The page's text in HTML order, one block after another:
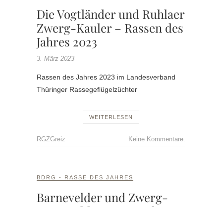
Die Vogtländer und Ruhlaer
Zwerg-Kauler – Rassen des
Jahres 2023
3. März 2023
Rassen des Jahres 2023 im Landesverband
Thüringer Rassegeflügelzüchter
WEITERLESEN
RGZGreiz Keine Kommentare.
BDRG - RASSE DES JAHRES
Barnevelder und Zwerg-